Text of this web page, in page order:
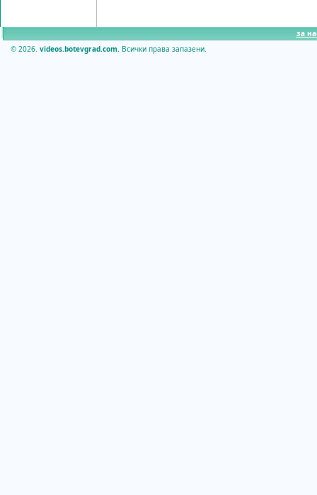
за
© 2026. videos.botevgrad.com. Всички права запазени.